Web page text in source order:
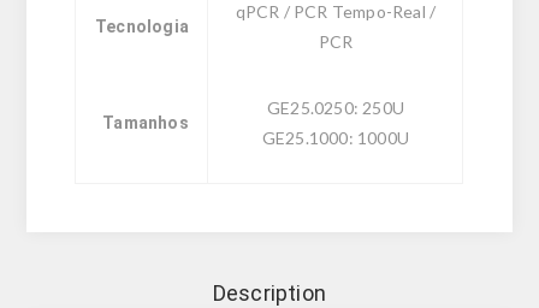
Tecnologia
qPCR / PCR Tempo-Real /
PCR
Tamanhos
GE25.0250: 250U
GE25.1000: 1000U
Description